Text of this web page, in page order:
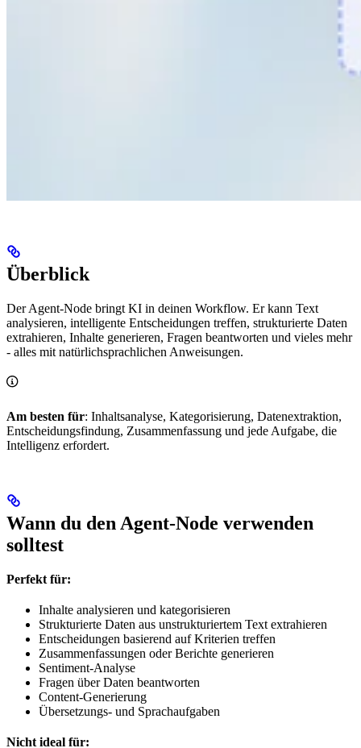
Überblick
Der Agent-Node bringt KI in deinen Workflow. Er kann Text
analysieren, intelligente Entscheidungen treffen, strukturierte Daten
extrahieren, Inhalte generieren, Fragen beantworten und vieles mehr
- alles mit natürlichsprachlichen Anweisungen.
Am besten für: Inhaltsanalyse, Kategorisierung, Datenextraktion,
Entscheidungsfindung, Zusammenfassung und jede Aufgabe, die
Intelligenz erfordert.
Wann du den Agent-Node verwenden
solltest
Perfekt für:
Inhalte analysieren und kategorisieren
Strukturierte Daten aus unstrukturiertem Text extrahieren
Entscheidungen basierend auf Kriterien treffen
Zusammenfassungen oder Berichte generieren
Sentiment-Analyse
Fragen über Daten beantworten
Content-Generierung
Übersetzungs- und Sprachaufgaben
Nicht ideal für: